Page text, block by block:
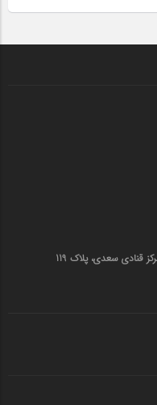
کرمانشاه خیابان سعدی ، جنب مرکز قنادی سعدی، پلاک 119